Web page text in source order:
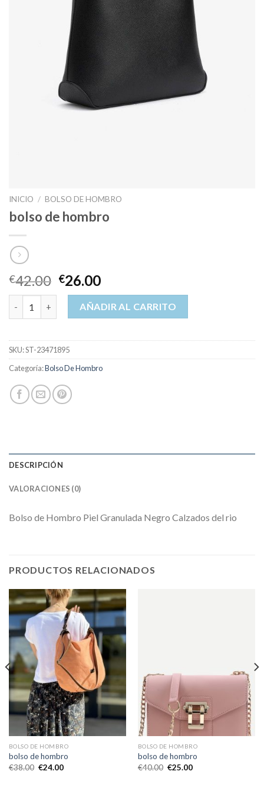
INICIO / BOLSO DE HOMBRO
bolso de hombro
€42.00 €26.00
bolso de hombro cantidadAÑADIR AL CARRITO
SKU:ST-23471895
Categoría:Bolso De Hombro
DESCRIPCIÓN
VALORACIONES (0)
Bolso de Hombro Piel Granulada Negro Calzados del rio
PRODUCTOS RELACIONADOS
BOLSO DE HOMBRO
bolso de hombro
€38.00 €24.00
BOLSO DE HOMBRO
bolso de hombro
€40.00 €25.00